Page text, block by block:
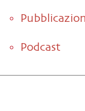
Podcast